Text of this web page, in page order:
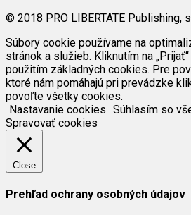
© 2018 PRO LIBERTATE Publishing,
Súbory cookie používame na
stránok a služieb. Kliknutím na
použitím základných cookies. Pre
ktoré nám pomáhajú pri prevádzke
povoľte všetky cookies.
Nastavanie cookies Súhlasím so
Spravovať cookies
Close
Prehľad ochrany osobných údajov